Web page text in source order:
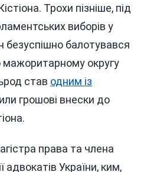
Трохи пізніше, під
виборів у
безуспішно балотувався
мажоритарному округу
став одним із
грошові внески до
права та члена
адвокатів України, ким,